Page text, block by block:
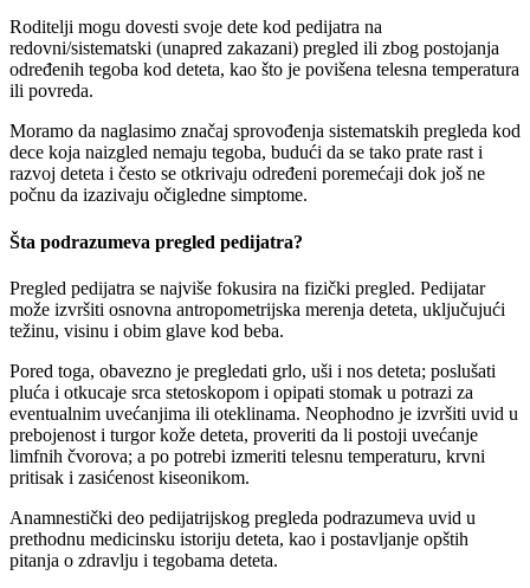
Roditelji mogu dovesti svoje dete kod pedijatra na
redovni/sistematski (unapred zakazani) pregled ili zbog postojanja
određenih tegoba kod deteta, kao što je povišena telesna temperatura
ili povreda.
Moramo da naglasimo značaj sprovođenja sistematskih pregleda kod
dece koja naizgled nemaju tegoba, budući da se tako prate rast i
razvoj deteta i često se otkrivaju određeni poremećaji dok još ne
počnu da izazivaju očigledne simptome.
Šta podrazumeva pregled pedijatra?
Pregled pedijatra se najviše fokusira na fizički pregled. Pedijatar
može izvršiti osnovna antropometrijska merenja deteta, uključujući
težinu, visinu i obim glave kod beba.
Pored toga, obavezno je pregledati grlo, uši i nos deteta; poslušati
pluća i otkucaje srca stetoskopom i opipati stomak u potrazi za
eventualnim uvećanjima ili oteklinama. Neophodno je izvršiti uvid u
prebojenost i turgor kože deteta, proveriti da li postoji uvećanje
limfnih čvorova; a po potrebi izmeriti telesnu temperaturu, krvni
pritisak i zasićenost kiseonikom.
Anamnestički deo pedijatrijskog pregleda podrazumeva uvid u
prethodnu medicinsku istoriju deteta, kao i postavljanje opštih
pitanja o zdravlju i tegobama deteta.